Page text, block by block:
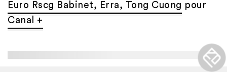
Euro Rscg Babinet, Erra, Tong Cuong pour
Canal +